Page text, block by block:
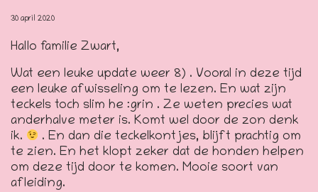
30 april 2020
Hallo familie Zwart,
Wat een leuke update weer 8) . Vooral in deze tijd
een leuke afwisseling om te lezen. En wat zijn
teckels toch slim he :grin . Ze weten precies wat
anderhalve meter is. Komt wel door de zon denk
ik.
. En dan die teckelkontjes, blijft prachtig om
te zien. En het klopt zeker dat de honden helpen
om deze tijd door te komen. Mooie soort van
afleiding.